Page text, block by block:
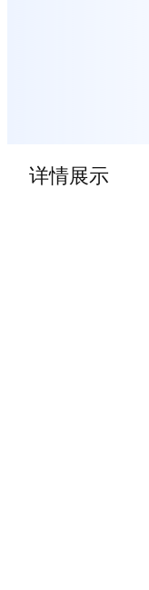
详情展示